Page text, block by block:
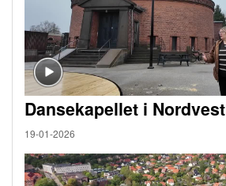
Dansekapellet i Nordvest
19-01-2026